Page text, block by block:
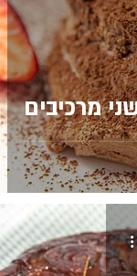
מרכיבים